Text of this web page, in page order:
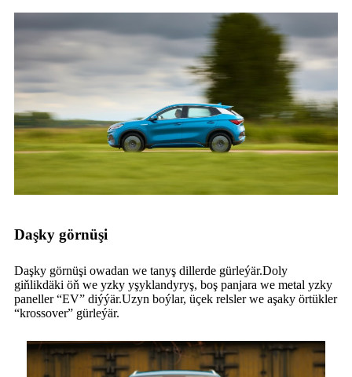
Daşky görnüşi
Daşky görnüşi owadan we tanyş dillerde gürleýär.Doly
giňlikdäki öň we yzky yşyklandyryş, boş panjara we metal yzky
paneller “EV” diýýär.Uzyn boýlar, üçek relsler we aşaky örtükler
“krossover” gürleýär.